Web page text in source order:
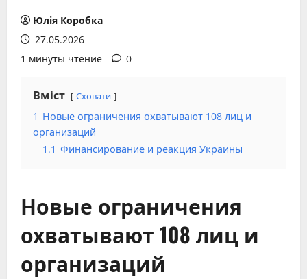
Юлія Коробка
27.05.2026
1 минуты чтение
0
Вміст Сховати
1 Новые ограничения охватывают 108 лиц и
организаций
1.1 Финансирование и реакция Украины
Новые ограничения
охватывают 108 лиц и
организаций